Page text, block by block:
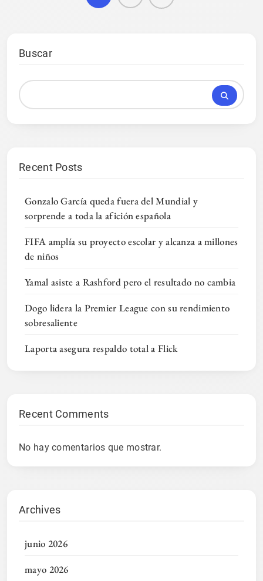
Buscar
Recent Posts
Gonzalo García queda fuera del Mundial y
sorprende a toda la afición española
FIFA amplía su proyecto escolar y alcanza a millones
de niños
Yamal asiste a Rashford pero el resultado no cambia
Dogo lidera la Premier League con su rendimiento
sobresaliente
Laporta asegura respaldo total a Flick
Recent Comments
No hay comentarios que mostrar.
Archives
junio 2026
mayo 2026